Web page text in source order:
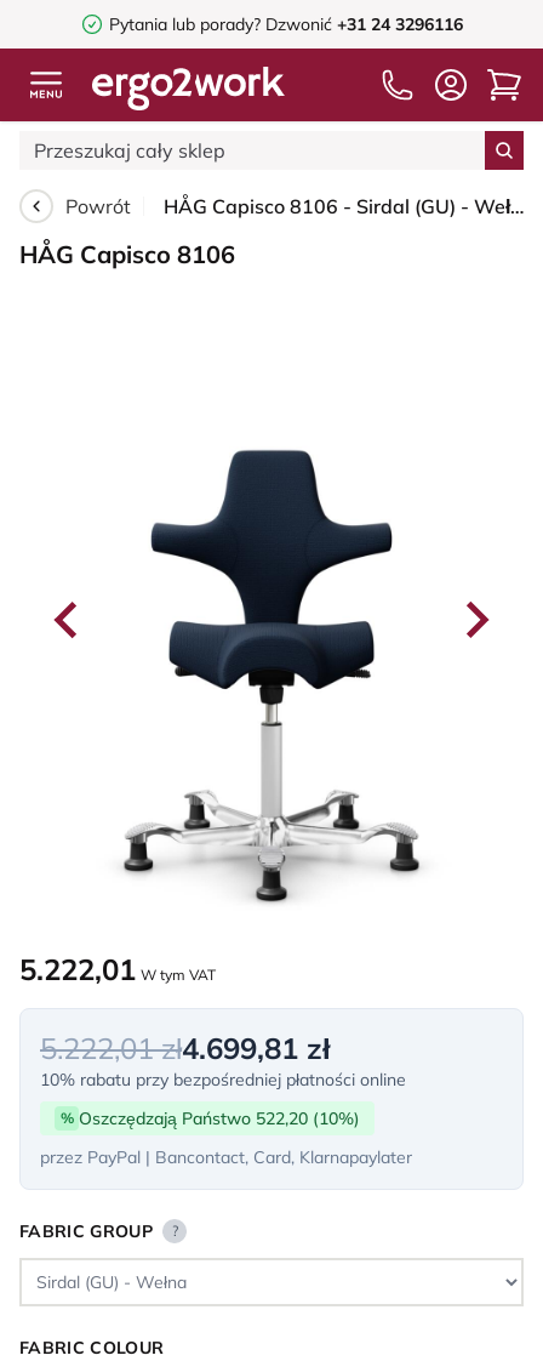
Pytania lub porady? Dzwonić +31 24 3296116
Powrót HÅG Capisco 8106 - Sirdal (GU) - Wełna - SRD780 Dark blue - White - 200 mm (seat height 46-64cm) - Glides
HÅG Capisco 8106
5.222,01 W tym VAT
5.222,01 zł4.699,81 zł
10% rabatu przy bezpośredniej płatności online
% Oszczędzają Państwo 522,20 (10%)
przez PayPal | Bancontact, Card, Klarnapaylater
FABRIC GROUP ?
FABRIC COLOUR